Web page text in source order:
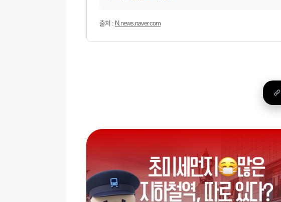
출처 : N.news.naver.com